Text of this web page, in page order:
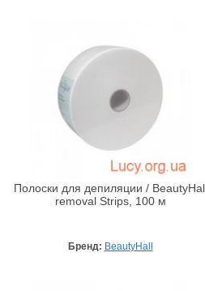
Полоски для депиляции / BeautyHall
removal Strips, 100 м
Бренд: BeautyHall